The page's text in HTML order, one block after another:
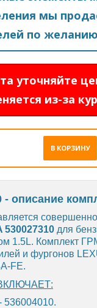
мы
по
уточняйте
из-за
В КОРЗИНУ
- описание
530027310 для
1.5L. Комплект
и фургонов
FE.